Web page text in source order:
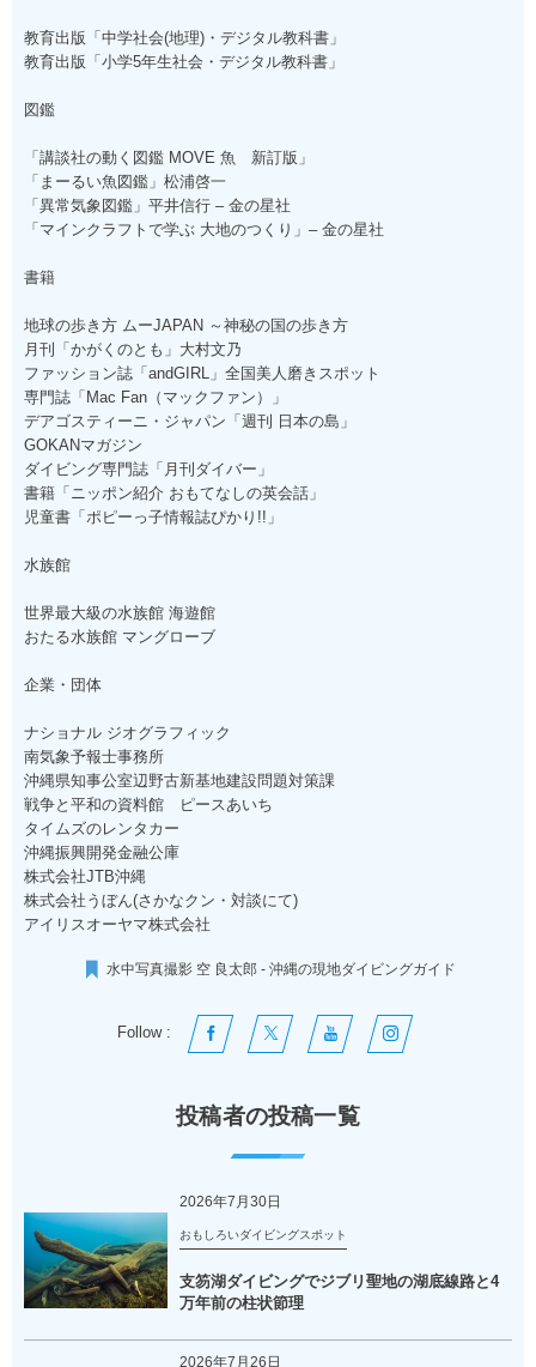
教育出版「中学社会(地理)・デジタル教科書」
教育出版「小学5年生社会・デジタル教科書」
図鑑
「講談社の動く図鑑 MOVE 魚 新訂版」
「まーるい魚図鑑」松浦啓一
「異常気象図鑑」平井信行 – 金の星社
「マインクラフトで学ぶ 大地のつくり」– 金の星社
書籍
地球の歩き方 ムーJAPAN ～神秘の国の歩き方
月刊「かがくのとも」大村文乃
ファッション誌「andGIRL」全国美人磨きスポット
専門誌「Mac Fan（マックファン）」
デアゴスティーニ・ジャパン「週刊 日本の島」
GOKANマガジン
ダイビング専門誌「月刊ダイバー」
書籍「ニッポン紹介 おもてなしの英会話」
児童書「ポピーっ子情報誌ぴかり!!」
水族館
世界最大級の水族館 海遊館
おたる水族館 マングローブ
企業・団体
ナショナル ジオグラフィック
南気象予報士事務所
沖縄県知事公室辺野古新基地建設問題対策課
戦争と平和の資料館 ピースあいち
タイムズのレンタカー
沖縄振興開発金融公庫
株式会社JTB沖縄
株式会社うぼん(さかなクン・対談にて)
アイリスオーヤマ株式会社
水中写真撮影 空 良太郎 - 沖縄の現地ダイビングガイド
Follow :
投稿者の投稿一覧
2026年7月30日
おもしろいダイビングスポット
支笏湖ダイビングでジブリ聖地の湖底線路と4
万年前の柱状節理
2026年7月26日